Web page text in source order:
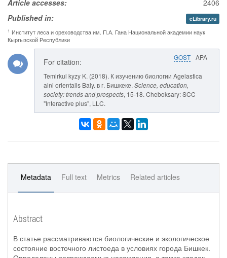
Article accesses:
2406
Published in:
eLibrary.ru
1 Институт леса и ореховодства им. П.А. Гана Национальной академии наук
Кыргызской Республики
GOST APA
For citation:
Temirkul kyzy K. (2018). К изучению биологии Agelastica
alni orientalis Baly. в г. Бишкеке. Science, education,
society: trends and prospects, 15-18. Cheboksary: SCC
"Interactive plus", LLC.
Metadata Full text Metrics Related articles
Abstract
В статье рассматриваются биологические и экологическое
состояние восточного листоеда в условиях города Бишкек.